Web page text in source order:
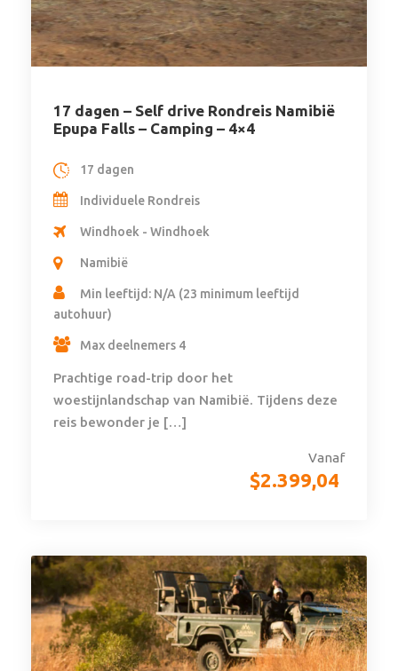
17 dagen – Self drive Rondreis Namibië
Epupa Falls – Camping – 4×4
Vanaf
$2.399,04
17 dagen
Individuele Rondreis
Windhoek - Windhoek
Namibië
Min leeftijd: N/A (23 minimum leeftijd
autohuur)
Max deelnemers 4
Prachtige road-trip door het
woestijnlandschap van Namibië. Tijdens deze
reis bewonder je […]